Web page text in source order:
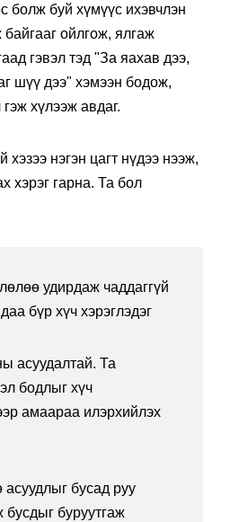
болж буй хүмүүс ихэвчлэн
ойлгож, ялгаж
гэвэл тэд "За яахав дээ,
шүү дээ" хэмээн бодож,
гэж хүлээж авдаг.
хэзээ нэгэн цагт нүдээ нээж,
хэрэг гарна. Та бол
удирдаж чаддаггүй
бүр хүч хэрэглэдэг
асуудалтай. Та
бодлыг хүч
амаараа илэрхийлэх
бусад руу
бусдыг буруутгаж